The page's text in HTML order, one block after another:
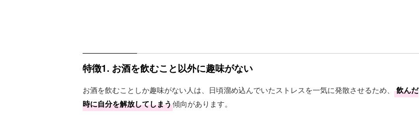
特徴1. お酒を飲むこと以外に趣味がない
お酒を飲むことしか趣味がない人は、日頃溜め込んでいたストレスを一気に発散させるため、
飲んだ
時に自分を解放してしまう傾向があります。